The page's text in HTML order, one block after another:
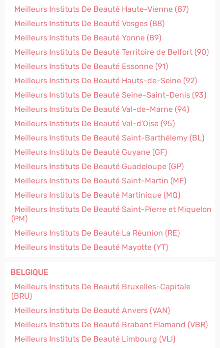
Meilleurs Instituts De Beauté Haute-Vienne (87)
Meilleurs Instituts De Beauté Vosges (88)
Meilleurs Instituts De Beauté Yonne (89)
Meilleurs Instituts De Beauté Territoire de Belfort (90)
Meilleurs Instituts De Beauté Essonne (91)
Meilleurs Instituts De Beauté Hauts-de-Seine (92)
Meilleurs Instituts De Beauté Seine-Saint-Denis (93)
Meilleurs Instituts De Beauté Val-de-Marne (94)
Meilleurs Instituts De Beauté Val-d'Oise (95)
Meilleurs Instituts De Beauté Saint-Barthélemy (BL)
Meilleurs Instituts De Beauté Guyane (GF)
Meilleurs Instituts De Beauté Guadeloupe (GP)
Meilleurs Instituts De Beauté Saint-Martin (MF)
Meilleurs Instituts De Beauté Martinique (MQ)
Meilleurs Instituts De Beauté Saint-Pierre et Miquelon
(PM)
Meilleurs Instituts De Beauté La Réunion (RE)
Meilleurs Instituts De Beauté Mayotte (YT)
BELGIQUE
Meilleurs Instituts De Beauté Bruxelles-Capitale
(BRU)
Meilleurs Instituts De Beauté Anvers (VAN)
Meilleurs Instituts De Beauté Brabant Flamand (VBR)
Meilleurs Instituts De Beauté Limbourg (VLI)